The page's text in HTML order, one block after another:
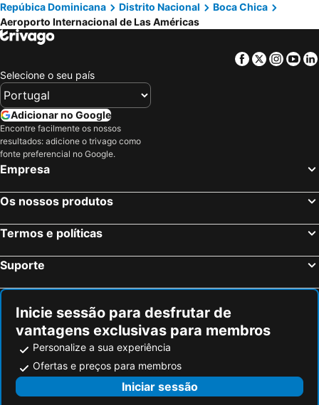
Arena Gorda Iberostar
Cabarete
El Malecón
La Isabela International Airport
Aeroporto Internacional do Cilbao
Playa Dorada
Antigua Capilla de los Remedios
Faro a Colón
Columbus Palace
Gazcue
Naco
Piantini
Bella Vista
El Conde
Germania
Mount Isabel de Torres
Playa DoradaIII
Playa Chiquita
Repúbica Dominicana
Distrito Nacional
Boca Chica
Aeroporto Internacional de Las Américas
Facebook
Twitter
Selecione o seu país
Adicionar no Google
Encontre facilmente os nossos
resultados: adicione o trivago como
fonte preferencial no Google.
Empresa
Os nossos produtos
Termos e políticas
Suporte
Inicie sessão para desfrutar de
vantagens exclusivas para membros
Personalize a sua experiência
Ofertas e preços para membros
Iniciar sessão